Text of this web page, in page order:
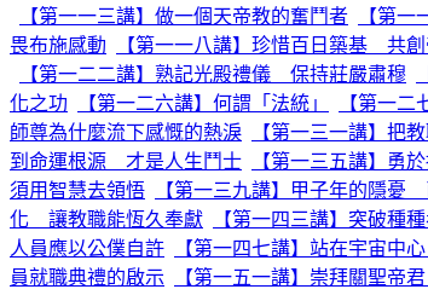
【第一一三講】做一個天帝教的奮鬥者
【第
畏布施感動
【第一一八講】珍惜百日築基 共
【第一二二講】熟記光殿禮儀 保持莊嚴肅穆
化之功
【第一二六講】何謂「法統」 【第一
師尊為什麼流下感慨的熱淚
【第一三一講】把
到命運根源 才是人生鬥士
【第一三五講】勇
須用智慧去領悟
【第一三九講】甲子年的隱憂
化 讓教職能恆久奉獻
【第一四三講】突破種
人員應以公僕自許
【第一四七講】站在宇宙中
員就職典禮的啟示
【第一五一講】崇拜關聖帝